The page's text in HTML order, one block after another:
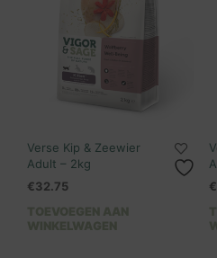
Verse Kip & Zeewier
Adult – 2kg
€32.75
TOEVOEGEN AAN
WINKELWAGEN
€